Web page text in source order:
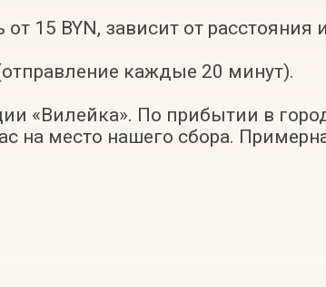
15 BYN, зависит от расстояния и
каждые 20 минут).
«Вилейка». По прибытии в
на место нашего сбора.